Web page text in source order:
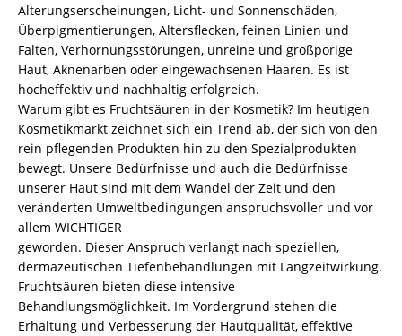
Alterungserscheinungen, Licht- und Sonnenschäden,
Überpigmentierungen, Altersflecken, feinen Linien und
Falten, Verhornungsstörungen, unreine und großporige
Haut, Aknenarben oder eingewachsenen Haaren. Es ist
hocheffektiv und nachhaltig erfolgreich.
Warum gibt es Fruchtsäuren in der Kosmetik? Im heutigen
Kosmetikmarkt zeichnet sich ein Trend ab, der sich von den
rein pflegenden Produkten hin zu den Spezialprodukten
bewegt. Unsere Bedürfnisse und auch die Bedürfnisse
unserer Haut sind mit dem Wandel der Zeit und den
veränderten Umweltbedingungen anspruchsvoller und vor
allem WICHTIGER
geworden. Dieser Anspruch verlangt nach speziellen,
dermazeutischen Tiefenbehandlungen mit Langzeitwirkung.
Fruchtsäuren bieten diese intensive
Behandlungsmöglichkeit. Im Vordergrund stehen die
Erhaltung und Verbesserung der Hautqualität, effektive